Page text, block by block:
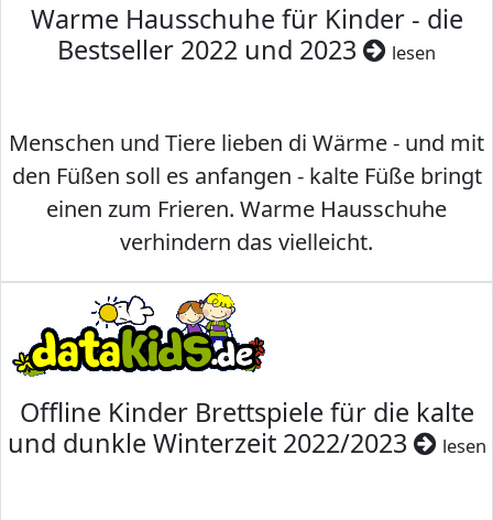
Warme Hausschuhe für Kinder - die
Bestseller 2022 und 2023
lesen
Menschen und Tiere lieben di Wärme - und mit
den Füßen soll es anfangen - kalte Füße bringt
einen zum Frieren. Warme Hausschuhe
verhindern das vielleicht.
Offline Kinder Brettspiele für die kalte
und dunkle Winterzeit 2022/2023
lesen